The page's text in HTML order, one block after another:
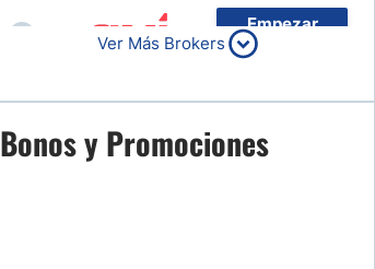
Empezar
Leer reseña
7
Leer reseña
Ver Más Brokers
Bonos y Promociones